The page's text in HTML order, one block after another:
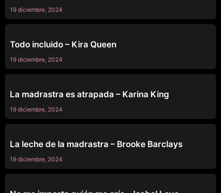
19 diciembre, 2024
Todo incluido – Kira Queen
19 diciembre, 2024
La madrastra es atrapada – Karina King
19 diciembre, 2024
La leche de la madrastra – Brooke Barclays
19 diciembre, 2024